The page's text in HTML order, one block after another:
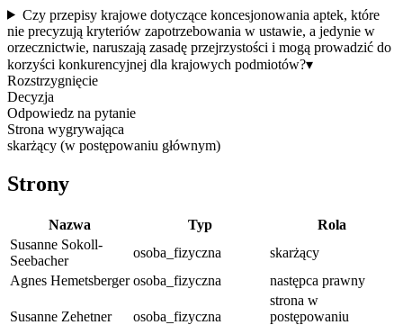
Czy przepisy krajowe dotyczące koncesjonowania aptek, które
nie precyzują kryteriów zapotrzebowania w ustawie, a jedynie w
orzecznictwie, naruszają zasadę przejrzystości i mogą prowadzić do
korzyści konkurencyjnej dla krajowych podmiotów?▾
Rozstrzygnięcie
Decyzja
Odpowiedz na pytanie
Strona wygrywająca
skarżący (w postępowaniu głównym)
Strony
Nazwa Typ
Rola
Susanne Sokoll-
Seebacher
osoba_fizyczna
skarżący
Agnes Hemetsberger osoba_fizyczna następca prawny
Susanne Zehetner osoba_fizyczna
strona w
postępowaniu